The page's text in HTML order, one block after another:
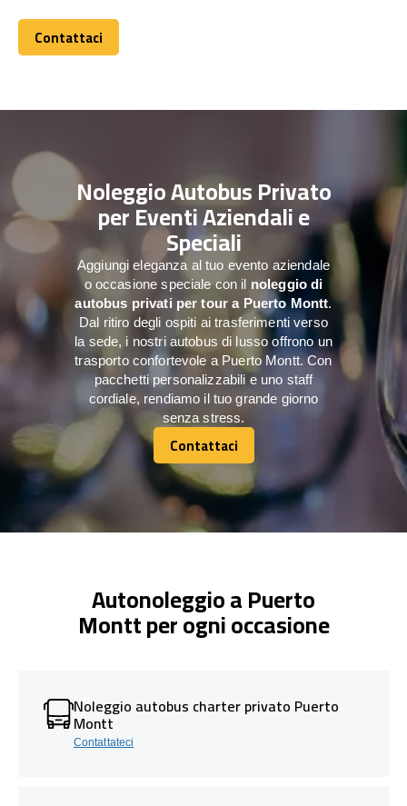
Contattaci
Contattaci
Noleggio Autobus Privato
per Eventi Aziendali e
Speciali
Aggiungi eleganza al tuo evento aziendale
o occasione speciale con il noleggio di
autobus privati per tour a Puerto Montt.
Dal ritiro degli ospiti ai trasferimenti verso
la sede, i nostri autobus di lusso offrono un
trasporto confortevole a Puerto Montt. Con
pacchetti personalizzabili e uno staff
cordiale, rendiamo il tuo grande giorno
senza stress.
Contattaci
Contattaci
Autonoleggio a Puerto
Montt per ogni occasione
Noleggio autobus charter privato Puerto
Montt
Contattateci